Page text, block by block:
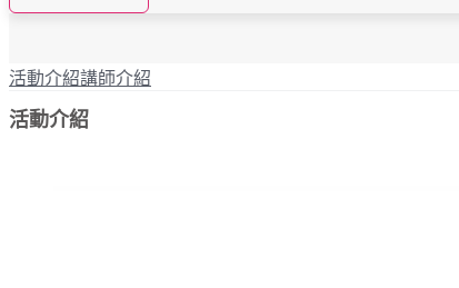
活動介紹講師介紹
活動介紹